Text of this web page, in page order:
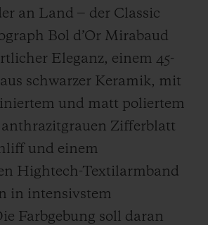
an Land ‒ der Classic
Bol d’Or Mirabaud
Eleganz, einem 45-
schwarzer Keramik, mit
und matt poliertem
Zifferblatt
und einem
Hightech-Textilarmband
in intensivstem
Farbgebung soll daran